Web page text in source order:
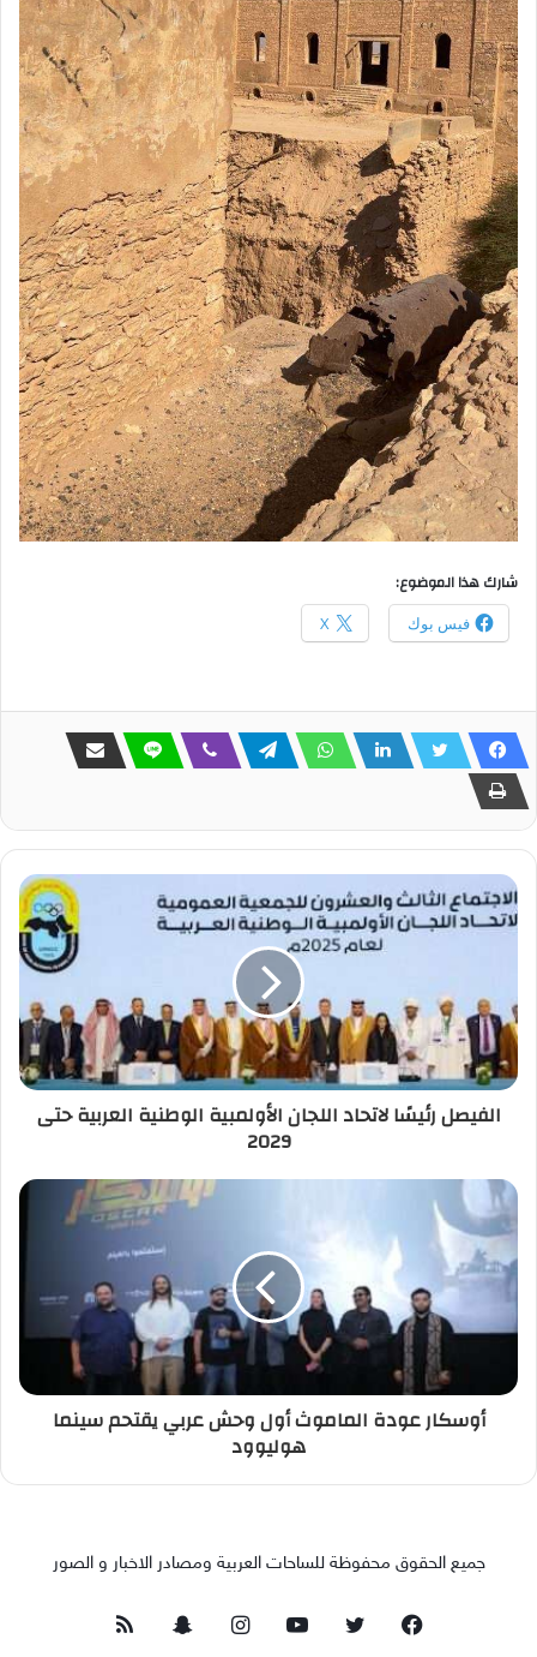
شارك هذا الموضوع:
فيس بوك X
الفيصل رئيسًا لاتحاد اللجان الأولمبية الوطنية العربية حتى
2029
أوسكار عودة الماموث أول وحش عربي يقتحم سينما
هوليوود
جميع الحقوق محفوظة للساحات العربية ومصادر الاخبار و الصور
فيسبوك تويتر يوتيوبانستقرامسناب ملخص